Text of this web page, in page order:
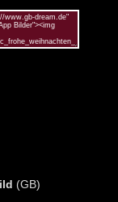
(GB)